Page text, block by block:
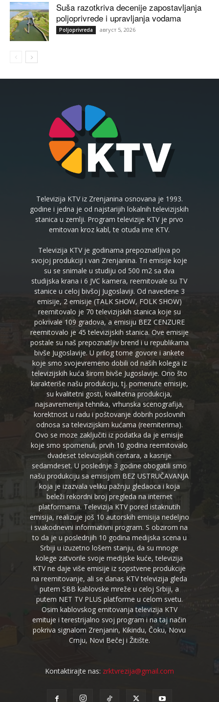
Suša razotkriva decenije zapostavljanja
poljoprivrede i upravljanja vodama
Poljoprivreda август 5, 2026
Televizija KTV iz Zrenjanina osnovana je 1993.
godine i jedna je od najstarijih lokalnih televizijskih
stanica u zemlji. Program televizije KTV je prvo
emitovan kroz kabl, te otuda ime KTV.
Televizija KTV je godinama prepoznatljiva po
svojoj produkciji i van Zrenjanina. Tri emisije koje
su se snimale u studiju od 500 m2 sa dva
studijska krana i 6 JVC kamera, reemitovale su TV
stanice u celoj bivšoj Jugoslaviji. Od navedene 3
emisije, 2 emisije (TALK SHOW, FOLK SHOW)
reemitovalo je 70 televizijskih stanica koje su
pokrivale 109 gradova, a emisiju BEZ CENZURE
reemitovalo je 45 televizijskih stanica. Ove emisije
postale su naš prepoznatljiv brend i u republikama
bivše Jugoslavije. U prilog tome govore i ankete
koje smo svojevremeno dobili od naših kolega iz
televizijskih kuća širom bivše Jugoslavije. Ono što
karakteriše našu produkciju, tj. pomenute emisije,
su kvalitetni gosti, kvalitetna produkcija,
najsavremenija tehnika, vrhunska scenografija,
korektnost u radu i poštovanje dobrih poslovnih
odnosa sa televizijskim kućama (reemiterima).
Ovo se moze zaključiti iz podatka da je emisije
koje smo spomenuli, prvih 10 godina reemitovalo
dvadeset televizijskih centara, a kasnije
sedamdeset. U poslednje 3 godine obogatili smo
našu produkciju sa emisijom BEZ USTRUČAVANJA
koja je izazvala veliku pažnju gledaoca i koja
beleži rekordni broj pregleda na internet
platformama. Televizija KTV pored istaknutih
emisija, realizuje još 10 autorskih emisija nedeljno
i svakodnevni informativni program. S obzirom na
to da je u poslednjih 10 godina medijska scena u
Srbiji u izuzetno lošem stanju, da su mnoge
kolege zatvorile svoje medijske kuće, televizija
KTV ne daje više emisije iz sopstvene produkcije
na reemitovanje, ali se danas KTV televizija gleda
putem SBB kablovske mreže u celoj Srbiji, a
putem NET TV PLUS platforme u celom svetu.
Osim kablovskog emitovanja televizija KTV
emituje i terestrijalno svoj program i na taj način
pokriva signalom Zrenjanin, Kikindu, Čoku, Novu
Crnju, Novi Bečej i Žitište.
Kontaktirajte nas: zrktvrezija@gmail.com